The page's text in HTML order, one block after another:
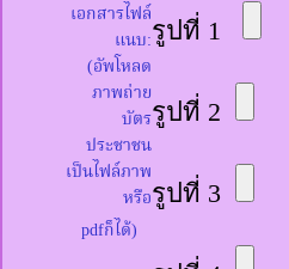
เอกสารไฟล์
แนบ:
(อัพโหลด
ภาพถ่าย
บัตร
ประชาชน
เป็นไฟล์ภาพ
หรือ
pdfก็ได้)
รูปที่ 1
รูปที่ 2
รูปที่ 3